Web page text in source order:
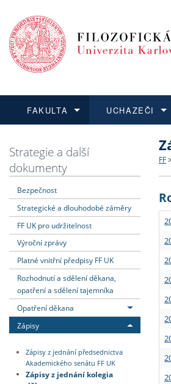
FAKULTA
Dozvědět se více
UCHAZEČI
Podat přihlášku
Dozvědět se více
Dozvědět se více
Dozvědět se více
Strategie a další
dokumenty
Bezpečnost
Strategické a dlouhodobé záměry
FF UK pro udržitelnost
Výroční zprávy
Platné vnitřní předpisy FF UK
Rozhodnutí a sdělení děkana,
opatření a sdělení tajemníka
Opatření děkana
Zápisy
Zápisy z jednání předsednictva
Akademického senátu FF UK
Zápisy z jednání kolegia
FF